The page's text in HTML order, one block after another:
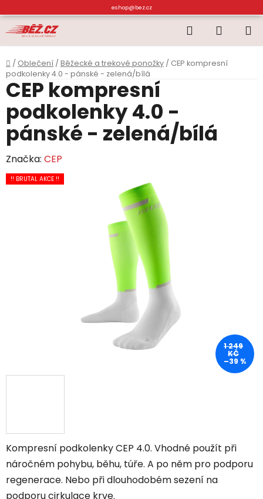
na
obsah
eshop@bez.cz
Hledat
KOŠÍK
Domů
/ Oblečení / Běžecké a trekové ponožky / CEP kompresní
podkolenky 4.0 - pánské - zelená/bílá
Kompresní podkolenky CEP 4.0. Vhodné použít při
náročném pohybu, běhu, túře. A po něm pro podporu
regenerace. Nebo při dlouhodobém sezení na
podporu cirkulace krve.
CEP kompresní
podkolenky 4.0 -
pánské - zelená/bílá
Značka: CEP
!! BRUTAL AKCE !!
1 249
KČ
–39 %